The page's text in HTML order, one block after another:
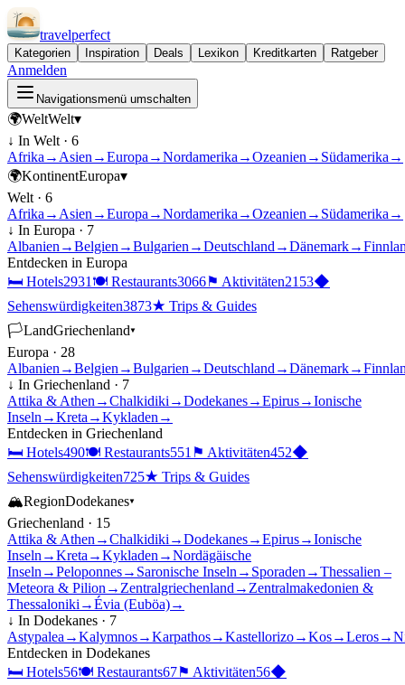
travelperfect
Kategorien Inspiration Deals Lexikon Kreditkarten Ratgeber
Anmelden
Navigationsmenü umschalten
🌍WeltWelt▾
↓ In Welt · 6
Afrika → Asien →Europa →Nordamerika →Ozeanien → Südamerika →
🌍KontinentEuropa▾
Welt · 6
Afrika → Asien →Europa →Nordamerika →Ozeanien → Südamerika →
↓ In Europa · 7
Albanien →Belgien →Bulgarien →Deutschland →Dänemark→
Entdecken in Europa
🛏 Hotels2931 🍽 Restaurants3066⚑ Aktivitäten2153◆
Sehenswürdigkeiten3873★ Trips & Guides
🏳LandGriechenland▾
Europa · 28
Albanien →Belgien →Bulgarien →Deutschland →Dänemark→
↓ In Griechenland · 7
Attika & Athen →Chalkidiki →Dodekanes→Epirus→Ionische
Inseln →Kreta →Kykladen →
Entdecken in Griechenland
🛏 Hotels490🍽 Restaurants551 ⚑ Aktivitäten452◆
Sehenswürdigkeiten725★ Trips & Guides
🏔RegionDodekanes▾
Griechenland · 15
Attika & Athen →Chalkidiki →Dodekanes→Epirus→Ionische
Inseln →Kreta →Kykladen →Nordägäische
Inseln →Peloponnes→ Saronische Inseln → Sporaden →Thessalien –
Meteora & Pilion → Zentralgriechenland → Zentralmakedonien &
Thessaloniki →Évia (Euböa)→
↓ In Dodekanes · 7
Astypalea →Kalymnos→Karpathos→Kastellorizo→Kos→Leros→
Entdecken in Dodekanes
🛏 Hotels56🍽 Restaurants67⚑ Aktivitäten56◆